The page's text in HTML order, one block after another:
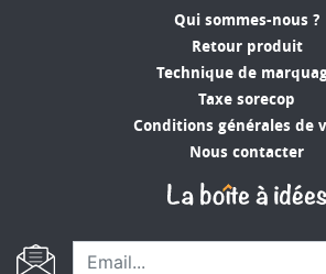
Qui sommes-nous ?
Retour produit
Technique de
Taxe sorecop
Conditions générales de
Nous contacter